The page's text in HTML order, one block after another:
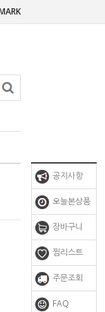
공지사항
오늘본상품
장바구니
찜리스트
주문조회
FAQ